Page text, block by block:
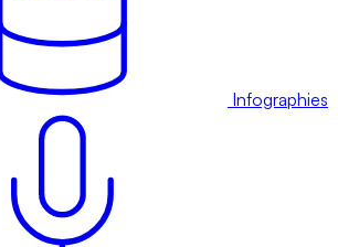
Infographies